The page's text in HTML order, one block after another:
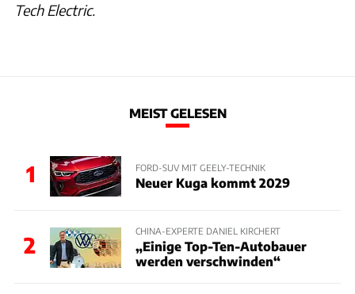
Tech Electric.
MEIST GELESEN
1 FORD-SUV MIT GEELY-TECHNIK
Neuer Kuga kommt 2029
2
CHINA-EXPERTE DANIEL KIRCHERT
„Einige Top-Ten-Autobauer
werden verschwinden“